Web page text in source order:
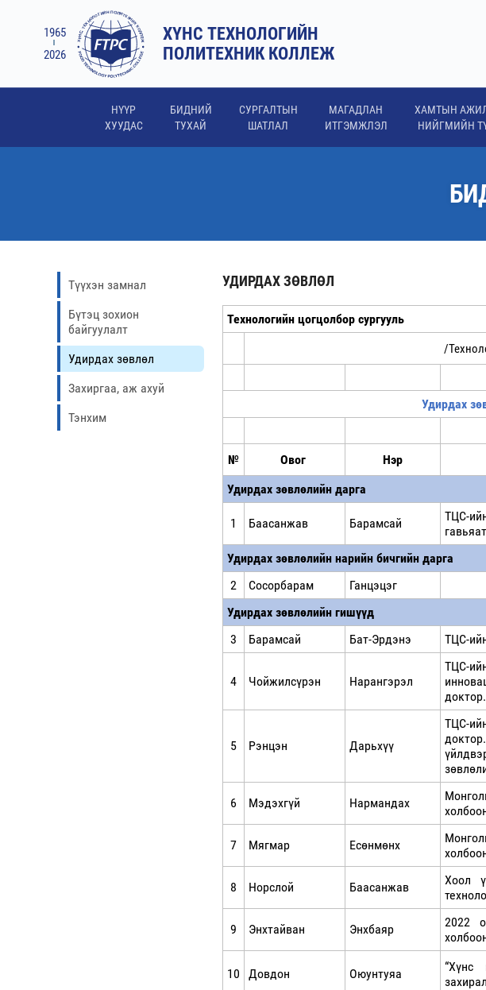
1965
2026
ХҮНС ТЕХНОЛОГИЙН
ПОЛИТЕХНИК КОЛЛЕЖ
НҮҮР
ХУУДАС
БИДНИЙ
ТУХАЙ
СУРГАЛТЫН
ШАТЛАЛ
МАГАДЛАН
ИТГЭМЖЛЭЛ
ХАМТЫН
НИЙГМИЙН
Түүхэн замнал
Бүтэц зохион
байгуулалт
Удирдах зөвлөл
Захиргаа, аж ахуй
Тэнхим
УДИРДАХ ЗӨВЛӨЛ
Технологийн цогцолбор сургууль
/
Удирдах
№ Овог Нэр
Удирдах зөвлөлийн дарга
1 Баасанжав Барамсай
ТЦС-
Удирдах зөвлөлийн нарийн бичгийн дарга
2
Сосорбарам Ганцэцэг
Удирдах зөвлөлийн гишүүд
3
Барамсай Бат-Эрдэнэ
ТЦС-
4
Чойжилсүрэн Нарангэрэл
ТЦС-
5 Рэнцэн Дарьхүү
ТЦС-
6 Мэдэхгүй Нармандах
7 Мягмар Есөнмөнх
8 Норслой Баасанжав
Хоол
9 Энхтайван Энхбаяр
2022
10 Довдон Оюунтуяа
“Хүнс
захирал